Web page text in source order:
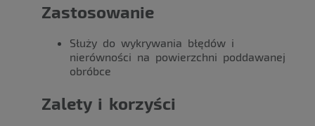
Zastosowanie
Służy do wykrywania błędów i
nierówności na powierzchni poddawanej
obróbce
Zalety i korzyści